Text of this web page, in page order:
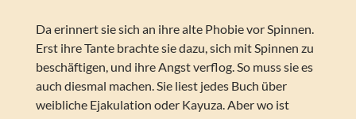
Da erinnert sie sich an ihre alte Phobie vor Spinnen.
Erst ihre Tante brachte sie dazu, sich mit Spinnen zu
beschäftigen, und ihre Angst verflog. So muss sie es
auch diesmal machen. Sie liest jedes Buch über
weibliche Ejakulation oder Kayuza. Aber wo ist